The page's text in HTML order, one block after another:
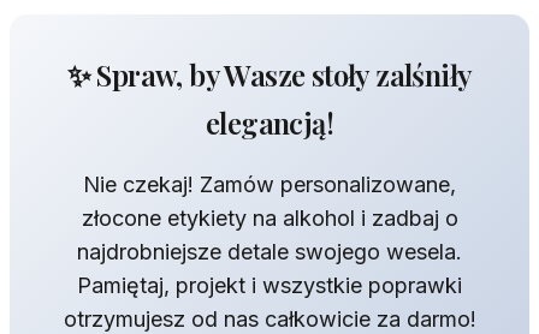
✨ Spraw, by Wasze stoły zalśniły
elegancją!
Nie czekaj! Zamów personalizowane,
złocone etykiety na alkohol i zadbaj o
najdrobniejsze detale swojego wesela.
Pamiętaj, projekt i wszystkie poprawki
otrzymujesz od nas całkowicie za darmo!